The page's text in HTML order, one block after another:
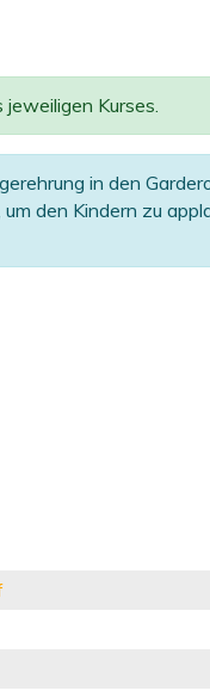
Kurses.
in den
den Kindern zu